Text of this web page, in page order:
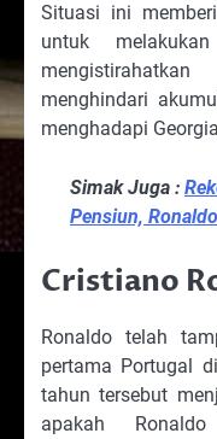
Situasi ini
untuk
menghindari
menghadapi
Simak Juga :
Pensiun,
Cristiano
Ronaldo telah
pertama Portugal
tahun tersebut
apakah